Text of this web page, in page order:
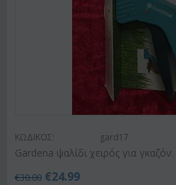
ΚΩΔΙΚΟΣ: gard17
Gardena ψαλίδι χειρός για γκαζόν.
€30.00 €24.99